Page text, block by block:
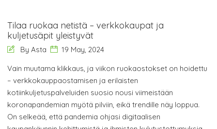
Tilaa ruokaa netistä – verkkokaupat ja
kuljetusäpit yleistyvät
By Asta 19 May, 2024
Vain muutama klikkaus, ja viikon ruokaostokset on hoidettu
– verkkokauppaostamisen ja erilaisten
kotiinkuljetuspalveluiden suosio nousi viimeistään
koronapandemian myötä pilviin, eikä trendille näy loppua.
On selkeää, että pandemia ohjasi digitaalisen